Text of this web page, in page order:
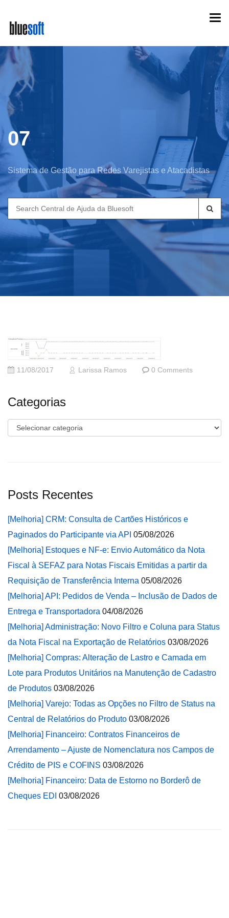
main
content
07
Sistema de Gestão para Redes Varejistas e Atacadistas
Search
for:
11/08/2017 Larissa Ramos 0 Comments
Categorias
Categorias
Posts Recentes
[Melhoria] CRM: Consulta de Cartões Históricos e
Paginados do Participante via API 05/08/2026
[Melhoria] Estoques e NF-e: Envio Automático da Nota
Fiscal à SEFAZ para Notas Fiscais Emitidas a partir da
Requisição de Transferência Interna 05/08/2026
[Melhoria] API: Pedidos de Venda – Inclusão de Dados de
Entrega e Transportadora 04/08/2026
[Melhoria] Administração: Novo Filtro e Coluna para Status
da Nota Fiscal na Exportação de Relatórios 03/08/2026
[Melhoria] Compras: Alteração de Lastro e Camada em
Lote para Produtos Unitários na Manutenção de Cadastro
de Produtos 03/08/2026
[Melhoria] Varejo: Todas as Opções no Filtro de Status na
Central de Relatórios do Produto 03/08/2026
[Melhoria] Financeiro: Contratos Financeiros de
Arrendamento – Ajuste de Nomenclatura nos Campos de
Crédito de PIS e COFINS 03/08/2026
[Melhoria] Financeiro: Data de Estorno no Borderô de
Cheques EDI 03/08/2026